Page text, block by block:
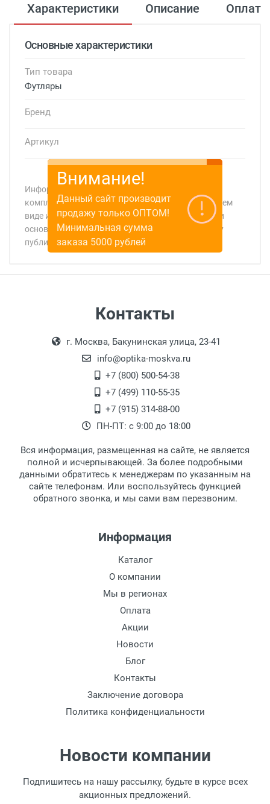
Характеристики Описание Оплата
Основные характеристики
Тип товара
Футляры
Бренд
Артикул
Информация о технических характеристиках,
комплекте поставки, стране изготовления, внешнем
виде и цвете товара носит справочный характер и
основывается на последних доступных к моменту
публикации сведениях
Минимальная сумма заказа 5 000 рублей.
Самовывоз.
Оплата товара производится
наличными непосредственно на пункте
выдачи товара.
Перечисление средств на расчетный счет.
Минимальная сумма заказа 5 000 рублей.
18:00, по субботам с 11:00 до 15:00, в
офисе по адресу: г. Москва,
Переведеновский переулок 17, корпус 1,
второй этаж, тел. +7 (499) 110-55-35.
После того, как заказ поступает в пункт
выдачи, наш менеджер связывается с
клиентом и оповещает о поступлении
товара.
Для получения товара при себе
обязательно иметь паспорт.
Заказ необходимо забрать в течение 3
рабочих дней с момента поступления на
дополнительных расходов за хранение
Доставляем товар по Москве компанией
Сдэк до ближайшего к вам пункта
Доставка транспортными компаниями по
Данный способ доставки осуществляется
преимущественно по России.
Мы сотрудничаем с различными
легко и быстро подберем для Вас самый
Доставка товара по регионам России от 1
Контакты
г. Москва, Бакунинская улица, 23-41
info@optika-moskva.ru
+7 (800) 500-54-38
+7 (499) 110-55-35
+7 (915) 314-88-00
ПН-ПТ: с 9:00 до 18:00
Вся информация, размещенная на сайте, не является
полной и исчерпывающей. За более подробными
данными обратитесь к менеджерам по указанным на
сайте телефонам. Или воспользуйтесь функцией
обратного звонка, и мы сами вам перезвоним.
Информация
Каталог
О компании
Мы в регионах
Оплата
Акции
Новости
Блог
Контакты
Заключение договора
Политика конфиденциальности
Новости компании
Подпишитесь на нашу рассылку, будьте в курсе всех
акционных предложений.
Внимание!
Данный сайт производит
продажу только ОПТОМ!
Минимальная сумма
заказа 5000 рублей